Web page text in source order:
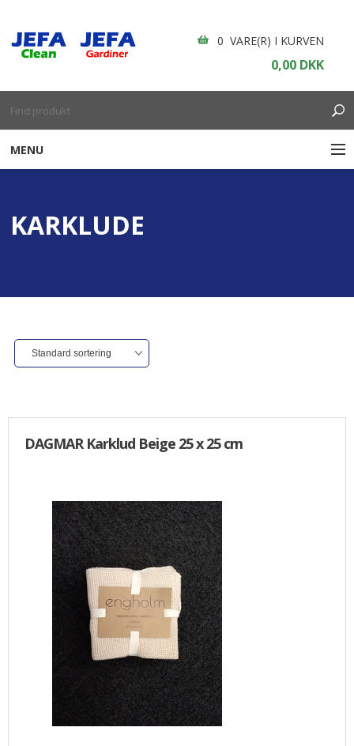
0 VARE(R) I KURVEN
0,00 DKK
MENU
ENGANGSARTIKLER
BORDDÆKNING
ALLE VARER I DENNE KATEGORI ER TIL 1/2 PRIS
TILBUD
PROFIL
NYHEDER
KONTAKT
KARKLUDE
DAGMAR Karklud Beige 25 x 25 cm